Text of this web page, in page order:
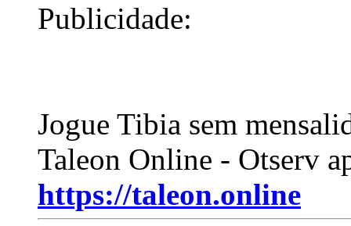
Publicidade:
Jogue Tibia sem
Taleon Online - Otserv
https://taleon.online